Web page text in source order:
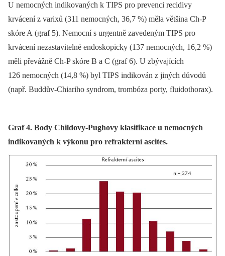
U nemocných indikovaných k TIPS pro prevenci recidivy
krvácení z varixů (311 nemocných, 36,7 %) měla většina Ch-P
skóre A (graf 5). Nemocní s urgentně zavedeným TIPS pro
krvácení nezastavitelné endoskopicky (137 nemocných, 16,2 %)
měli převážně Ch-P skóre B a C (graf 6). U zbývajících
126 nemocných (14,8 %) byl TIPS indikován z jiných důvodů
(např. Buddův-Chiariho syndrom, trombóza porty, fluidothorax).
Graf 4. Body Childovy-Pughovy klasifikace u nemocných
indikovaných k výkonu pro refrakterní ascites.